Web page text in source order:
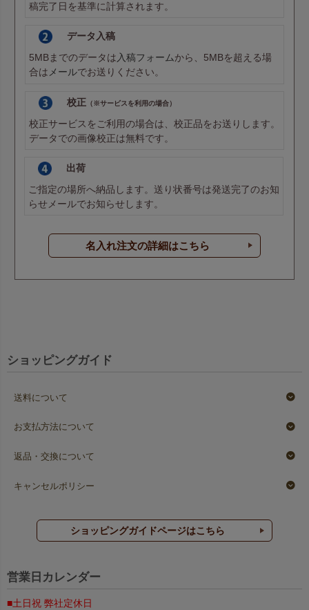
稿完了日を基準に計算されます。
データ入稿
5MBまでのデータは入稿フォームから、5MBを超える場
合はメールでお送りください。
校正 （※サービスを利用の場合）
校正サービスをご利用の場合は、校正品をお送りします。
データでの画像校正は無料です。
出荷
ご指定の場所へ納品します。送り状番号は発送完了のお知
らせメールでお知らせします。
名入れ注文の詳細はこちら
ショッピングガイド
送料について
お支払方法について
返品・交換について
キャンセルポリシー
ショッピングガイドページはこちら
営業日カレンダー
■土日祝 弊社定休日